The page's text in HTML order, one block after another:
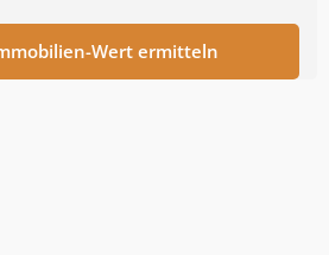
Wert ermitteln